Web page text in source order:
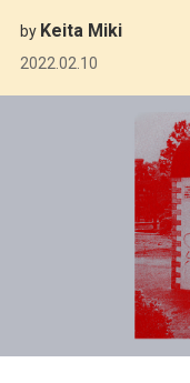
by Keita Miki
2022.02.10